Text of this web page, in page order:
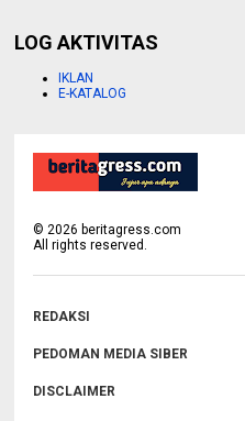
LOG AKTIVITAS
IKLAN
E-KATALOG
©2026 beritagress.com
All rights reserved.
REDAKSI
PEDOMAN MEDIA SIBER
DISCLAIMER